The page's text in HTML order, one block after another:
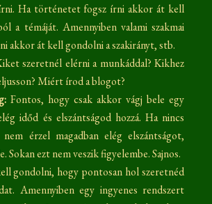
Ha történetet fogsz írni akkor át kell
a témáját. Amennyiben valami szakmai
akkor át kell gondolni a szakirányt, stb.
szeretnél elérni a munkáddal? Kikhez
Miért írod a blogot?
Fontos, hogy csak akkor vágj bele egy
időd és elszántságod hozzá. Ha nincs
érzel magadban elég elszántságot,
Sokan ezt nem veszik figyelembe. Sajnos.
gondolni, hogy pontosan hol szeretnéd
Amennyiben egy ingyenes rendszert